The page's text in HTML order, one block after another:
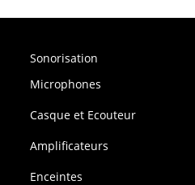
Sonorisation
Microphones
Casque et Ecouteur
Amplificateurs
Enceintes